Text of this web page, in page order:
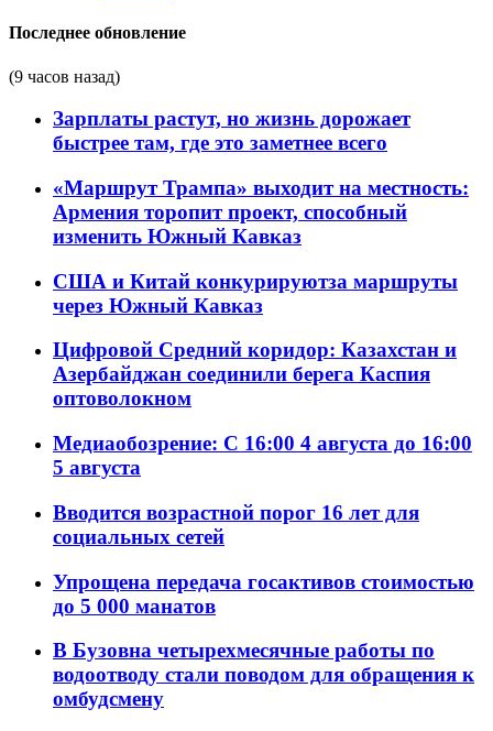
Последнее обновление
(9 часов назад)
Зарплаты растут, но жизнь дорожает
быстрее там, где это заметнее всего
«Маршрут Трампа» выходит на местность:
Армения торопит проект, способный
изменить Южный Кавказ
США и Китай конкурируютза маршруты
через Южный Кавказ
Цифровой Средний коридор: Казахстан и
Азербайджан соединили берега Каспия
оптоволокном
Медиаобозрение: С 16:00 4 августа до 16:00
5 августа
Вводится возрастной порог 16 лет для
социальных сетей
Упрощена передача госактивов стоимостью
до 5 000 манатов
В Бузовна четырехмесячные работы по
водоотводу стали поводом для обращения к
омбудсмену